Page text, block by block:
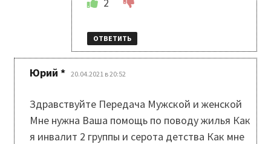
ОТВЕТИТЬ
Юрий *: 20.04.2021 в 20:52
Здравствуйте Передача Мужской и женской
Мне нужна Ваша помощь по поводу жилья Как
я инвалит 2 группы и серота детства Как мне